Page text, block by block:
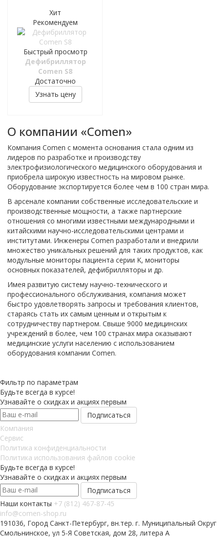
Хит
Рекомендуем
Быстрый просмотр
Дефибриллятор
Comen S8
Достаточно
Узнать цену
О компании «Comen»
Компания Comen с момента основания стала одним из
лидеров по разработке и производству
электрофизиологического медицинского оборудования и
приобрела широкую известность на мировом рынке.
Оборудование экспортируется более чем в 100 стран мира.
В арсенале компании собственные исследовательские и
производственные мощности, а также партнерские
отношения со многими известными международными и
китайскими научно-исследовательскими центрами и
институтами. Инженеры Comen разработали и внедрили
множество уникальных решений для таких продуктов, как
модульные мониторы пациента серии K, мониторы
основных показателей, дефибрилляторы и др.
Имея развитую систему научно-технического и
профессионального обслуживания, компания может
быстро удовлетворять запросы и требования клиентов,
стараясь стать их самым ценным и открытым к
сотрудничеству партнером. Свыше 9000 медицинских
учреждений в более, чем 100 странах мира оказывают
медицинские услуги населению с использованием
оборудования компании Comen.
Фильтр по параметрам
Будьте всегда в курсе!
Узнавайте о скидках и акциях первым
Компания
Сервис
Политика конфиденциальности
Политика использования файлов cookie
Будьте всегда в курсе!
Узнавайте о скидках и акциях первым
Наши контакты +7 (812) 467-87-45
info@comen-shop.ru
191036, Город Санкт-Петербург, вн.тер. г. Муниципальный Округ
Смольнинское, ул 5-Я Советская, дом 28, литера А